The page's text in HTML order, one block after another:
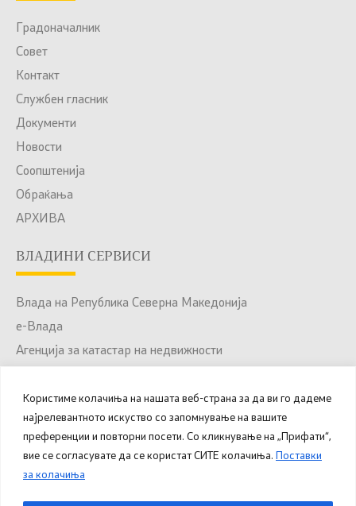
Користиме колачиња на нашата веб-страна за да ви го дадеме
најрелевантното искуство со запомнување на вашите
преференции и повторни посети. Со кликнување на „Прифати“,
вие се согласувате да се користат СИТЕ колачиња. Поставки
за колачиња
Градоначалник
Совет
Контакт
Службен гласник
Документи
Новости
Соопштенија
Обраќања
АРХИВА
ВЛАДИНИ СЕРВИСИ
Влада на Република Северна Македонија
е-Влада
Агенција за катастар на недвижности
Портал за отворени податоци
Национален Портал за е-Услуги